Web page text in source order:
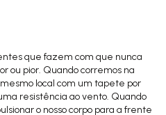
que fazem com que nunca
ou pior. Quando corremos na
local com um tapete por
resistência ao vento. Quando
o nosso corpo para a frente